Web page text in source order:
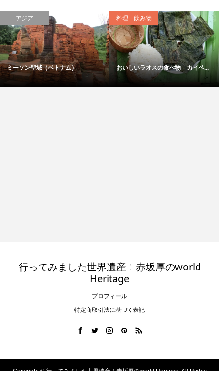
アジア
ミーソン聖域（ベトナム）
料理・飲み物
おいしいラオスの食べ物 カイペ...
行ってみました世界遺産！赤坂厚のworld
Heritage
プロフィール
特定商取引法に基づく表記